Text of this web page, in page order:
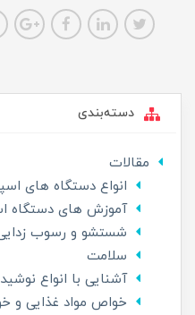
دسته‌بندی
مقالات
انواع دستگاه های
آموزش های دستگاه
شستشو و رسوب
سلامت
آشنایی با انواع
خواص مواد غذایی و